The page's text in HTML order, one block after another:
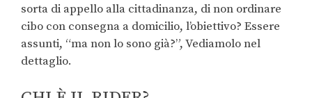
sorta di appello alla cittadinanza, di non ordinare
cibo con consegna a domicilio, l’obiettivo? Essere
assunti, “ma non lo sono già?”, Vediamolo nel
dettaglio.